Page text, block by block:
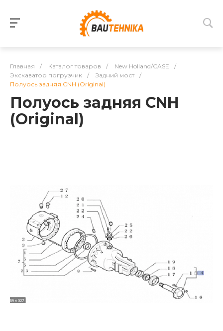
Главная / Каталог товаров / New Holland/CASE
/
Экскаватор погрузчик
/ Задний мост
/
Полуось задняя CNH (Original)
Полуось задняя CNH
(Original)